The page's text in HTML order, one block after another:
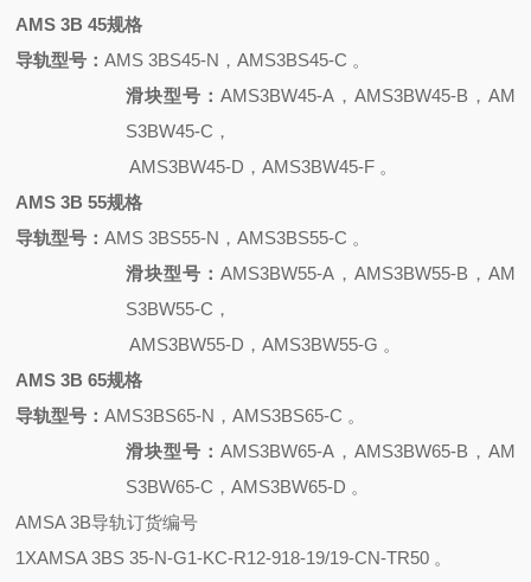
AMS 3B 45规格
导轨型号：AMS 3BS45-N，AMS3BS45-C 。
滑块型号： AMS3BW45-A，AMS3BW45-B，AM
S3BW45-C，
AMS3BW45-D，AMS3BW45-F 。
AMS 3B 55规格
导轨型号：AMS 3BS55-N，AMS3BS55-C 。
滑块型号： AMS3BW55-A，AMS3BW55-B，AM
S3BW55-C，
AMS3BW55-D，AMS3BW55-G 。
AMS 3B 65规格
导轨型号：AMS3BS65-N，AMS3BS65-C 。
滑块型号： AMS3BW65-A，AMS3BW65-B，AM
S3BW65-C，AMS3BW65-D 。
AMSA 3B导轨订货编号
1XAMSA 3BS 35-N-G1-KC-R12-918-19/19-CN-TR50 。